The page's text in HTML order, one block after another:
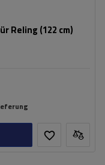
Reling (122 cm)